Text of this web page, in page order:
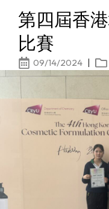
第四屆香
比賽
09/14/2024